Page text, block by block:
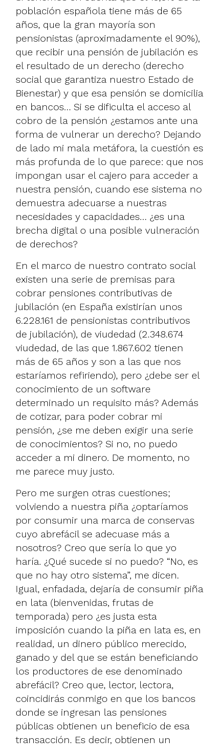
población española tiene más de 65
años, que la gran mayoría son
pensionistas (aproximadamente el 90%),
que recibir una pensión de jubilación es
el resultado de un derecho (derecho
social que garantiza nuestro Estado de
Bienestar) y que esa pensión se domicilia
en bancos… Si se dificulta el acceso al
cobro de la pensión ¿estamos ante una
forma de vulnerar un derecho? Dejando
de lado mi mala metáfora, la cuestión es
más profunda de lo que parece: que nos
impongan usar el cajero para acceder a
nuestra pensión, cuando ese sistema no
demuestra adecuarse a nuestras
necesidades y capacidades… ¿es una
brecha digital o una posible vulneración
de derechos?
En el marco de nuestro contrato social
existen una serie de premisas para
cobrar pensiones contributivas de
jubilación (en España existirían unos
6.228.161 de pensionistas contributivos
de jubilación), de viudedad (2.348.674
viudedad, de las que 1.867.602 tienen
más de 65 años y son a las que nos
estaríamos refiriendo), pero ¿debe ser el
conocimiento de un software
determinado un requisito más? Además
de cotizar, para poder cobrar mi
pensión, ¿se me deben exigir una serie
de conocimientos? Si no, no puedo
acceder a mi dinero. De momento, no
me parece muy justo.
Pero me surgen otras cuestiones;
volviendo a nuestra piña ¿optaríamos
por consumir una marca de conservas
cuyo abrefácil se adecuase más a
nosotros? Creo que sería lo que yo
haría. ¿Qué sucede si no puedo? “No, es
que no hay otro sistema”, me dicen.
Igual, enfadada, dejaría de consumir piña
en lata (bienvenidas, frutas de
temporada) pero ¿es justa esta
imposición cuando la piña en lata es, en
realidad, un dinero público merecido,
ganado y del que se están beneficiando
los productores de ese denominado
abrefácil? Creo que, lector, lectora,
coincidirás conmigo en que los bancos
donde se ingresan las pensiones
públicas obtienen un beneficio de esa
transacción. Es decir, obtienen un